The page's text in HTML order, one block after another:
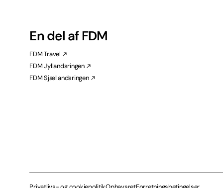
En del af FDM
FDM Travel
FDM Jyllandsringen
FDM Sjællandsringen